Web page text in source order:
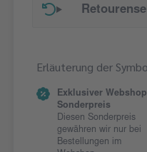
Erläuterung der
Exklusiver Webshop
Sonderpreis
Diesen Sonderpreis
gewähren wir nur bei
Bestellungen im